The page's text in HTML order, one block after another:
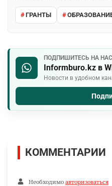
ГРАНТЫ
ПОДПИШИТЕСЬ НА НАС
Informburo.kz в
Новости в удобном
КОММЕНТАРИИ
Необходимо авторизоваться